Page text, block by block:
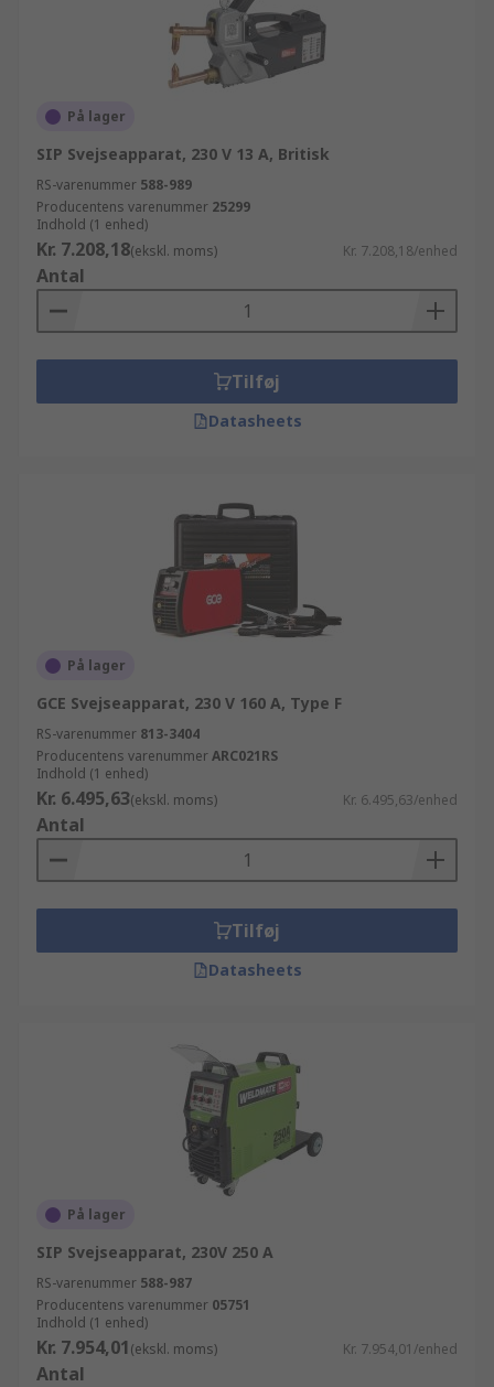
På lager
SIP Svejseapparat, 230 V 13 A, Britisk
RS-varenummer 588-989
Producentens varenummer 25299
Indhold (1 enhed)
Kr. 7.208,18(ekskl. moms) Kr. 7.208,18/enhed
Antal
Tilføj
Datasheets
På lager
GCE Svejseapparat, 230 V 160 A, Type F
RS-varenummer 813-3404
Producentens varenummerARC021RS
Indhold (1 enhed)
Kr. 6.495,63(ekskl. moms) Kr. 6.495,63/enhed
Antal
Tilføj
Datasheets
På lager
SIP Svejseapparat, 230V 250 A
RS-varenummer 588-987
Producentens varenummer 05751
Indhold (1 enhed)
Kr. 7.954,01(ekskl. moms) Kr. 7.954,01/enhed
Antal